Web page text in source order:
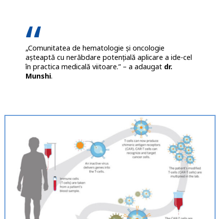
„Comunitatea de hematologie și oncologie
așteaptă cu nerăbdare potențială aplicare a ide-cel
în practica medicală viitoare.” – a adaugat dr.
Munshi.